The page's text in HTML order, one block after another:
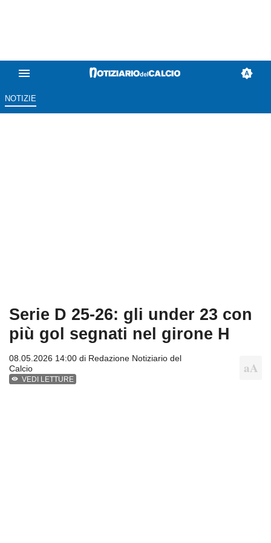
NOTIZIE
Serie D 25-26: gli under 23 con
più gol segnati nel girone H
08.05.2026 14:00 di Redazione Notiziario del
Calcio
VEDI LETTURE